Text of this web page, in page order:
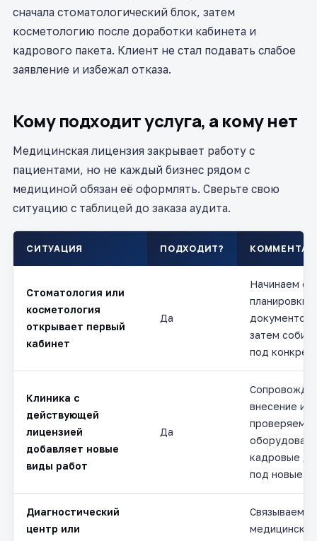
сначала стоматологический блок, затем
косметологию после доработки кабинета и
кадрового пакета. Клиент не стал подавать слабое
заявление и избежал отказа.
Кому подходит услуга, а кому нет
Медицинская лицензия закрывает работу с
пациентами, но не каждый бизнес рядом с
медициной обязан её оформлять. Сверьте свою
ситуацию с таблицей до заказа аудита.
СИТУАЦИЯ ПОДХОДИТ?
Стоматология или
косметология
открывает первый
кабинет
Да
Начинаем с
планировки и
документов
затем
под
Клиника с
действующей
лицензией
добавляет новые
виды работ
Да
внесение
проверяем
кадровые
под новые
Диагностический
центр или
Связываем